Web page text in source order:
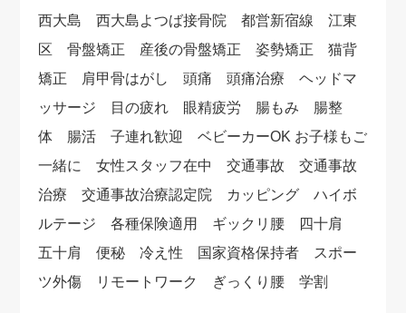
西大島 西大島よつば接骨院 都営新宿線 江東
区 骨盤矯正 産後の骨盤矯正 姿勢矯正 猫背
矯正 肩甲骨はがし 頭痛 頭痛治療 ヘッドマ
ッサージ 目の疲れ 眼精疲労 腸もみ 腸整
体 腸活 子連れ歓迎 ベビーカーOK お子様もご
一緒に 女性スタッフ在中 交通事故 交通事故
治療 交通事故治療認定院 カッピング ハイボ
ルテージ 各種保険適用 ギックリ腰 四十肩
五十肩 便秘 冷え性 国家資格保持者 スポー
ツ外傷 リモートワーク ぎっくり腰 学割